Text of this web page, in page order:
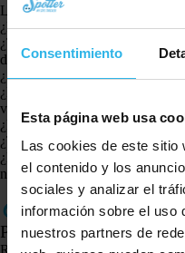
Consentimiento
Esta página web usa
Las cookies de este sitio
el contenido y los
sociales y analizar el
información sobre el uso
nuestros partners de
Luego revisa los siguientes puntos:
¿Ha iniciado sesión
¿Tu pantalla no se abre para
de la actualización.
¿Se han introducido
¿Ha aceptado los Términos y
verificación?
¿Hay un mal funcionamiento en su
¿Tiene la opción de pagar su
¿Has revisado todo pero aún no
nuestro departamento de soporte
Productos
Rastreador GPS Spotter X10